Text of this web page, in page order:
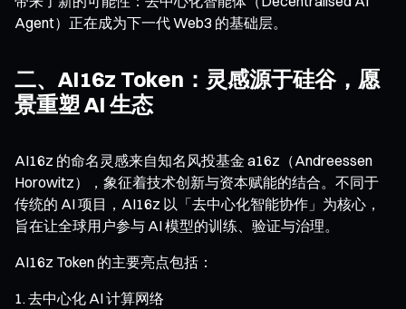
Agent）正在成为下一代 Web3 的基础层。
二、AI16z Token：灵感源于硅谷，愿
景重塑 AI 生态
AI16z 的命名灵感来自知名风投基金 a16z（Andreessen
Horowitz），象征着技术创新与资本赋能的结合。不同于
传统的 AI 项目，AI16z 以「去中心化智能协作」为核心，
旨在让全球用户参与 AI 模型的训练、验证与治理。
AI16z Token 的主要亮点包括：
去中心化 AI 计算网络